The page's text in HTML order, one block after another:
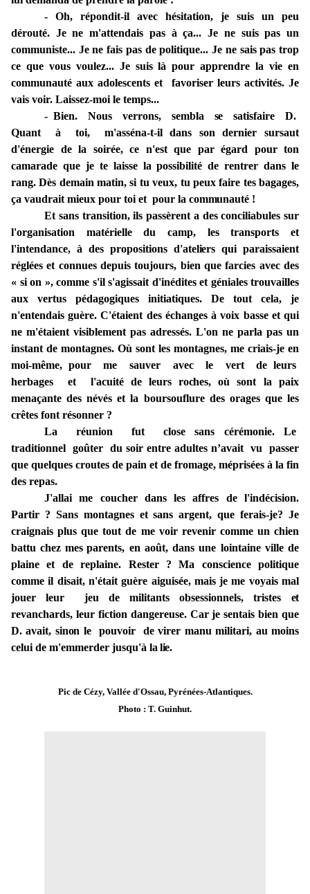
- Oh, répondit-il avec hésitation, je suis un peu
dérouté. Je ne m'attendais pas à ça... Je ne suis pas un
communiste... Je ne fais pas de politique... Je ne sais pas trop
ce que vous voulez... Je suis là pour apprendre la vie en
communauté aux adolescents et favoriser leurs activités. Je
vais voir. Laissez-moi le temps...
- Bien. Nous verrons, sembla se satisfaireD.
Quant à toi, m'asséna-t­-il dans son dernier sursaut
d'énergie de la soirée, ce n'est que par égard pour ton
camarade que je te laisse la possibilité de rentrer dans le
rang. Dès demain matin, si tu veux, tu peux faire tes bagages,
ça vaudrait mieux pour toi et pour la communauté !
Et sans transition, ils passèrent a des conciliabules sur
l'organisation matérielle du camp, les transports et
l'intendance,àdes propositionsd'ateliers qui paraissaient
réglées et connuesdepuis toujours, bien que farcies avecdes
« si on », comme s'il s'agissait d'inédites et géniales trouvailles
aux vertus pédagogiques initiatiques. De tout cela, je
n'entendais guère.C'étaient des échanges à voix basse et qui
ne m'étaient visiblement pas adressés. L'on ne parla pas un
instant de montagnes. Où sont les montagnes, me criais-je en
moi­-même, pour me sauver avec le vert de leurs
herbages et l'acuité deleurs roches, où
sont la paix
menaçante des névés et la boursouflure des orages que les
crêtes font résonner ?
La réunion fut close sans
cérémonie. Le
traditionnel goûter du soir entre adultes n’avait vu passer
que quelques croutes de pain et de fromage, méprisées à la fin
des repas.
J'allai me coucher dans les affres de l'indécision.
Partir ? Sans montagnes et sans argent, que ferais-je? Je
craignais plus que tout de me voir revenir comme un chien
battu chezmesparents, en août, dans une lointaine ville de
plaine et
de replaine. Rester ? Ma conscience politique
comme il disait, n'était guère aiguisée, mais je me voyais mal
jouer
leur jeu de militants obsessionnels, tristes et
revanchards, leur fiction dangereuse. Car jesentaisbien que
D. avait, sinon le pouvoir de virer manu militari, au moins
celui de m'emmerder jusqu'à la lie.
Pic de Cézy, Vallée d'Ossau, Pyrénées-Atlantiques.
Photo : T. Guinhut.